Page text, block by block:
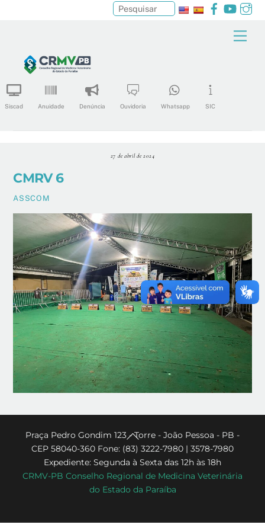
content
Facebook
Siscad Anuidade Denúncia Ouvidoria Whatsapp SIC
Pesquisar
27 de abril de 2024
CMRV 6
ASSCOM
Back
To
Top
Praça Pedro Gondim 123 - Torre - João Pessoa - PB -
CEP 58040-360 Fone: (83) 3222-7980 | 3578-7980
Expediente: Segunda à Sexta das 12h às 18h
CRMV-PB Conselho Regional de Medicina Veterinária
do Estado da Paraíba